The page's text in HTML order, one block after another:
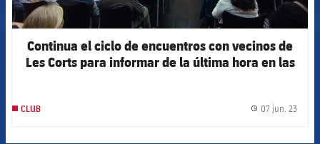
Continua el ciclo de encuentros con vecinos de
Les Corts para informar de la última hora en las
CLUB 07 jun. 23